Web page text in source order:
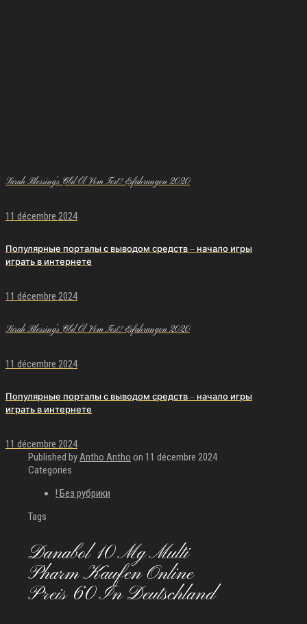
Sarah Blessing’s Cbd Öl Vom Test? Erfahrungen 2020
11 décembre 2024
Популярные порталы с выводом средств — начало игры
играть в интернете
11 décembre 2024
Sarah Blessing’s Cbd Öl Vom Test? Erfahrungen 2020
11 décembre 2024
Популярные порталы с выводом средств — начало игры
играть в интернете
11 décembre 2024
Published byAntho Antho on 11 décembre 2024
Categories
! Без рубрики
Tags
Danabol 10 Mg Multi
Pharm Kaufen Online
Preis 60 In Deutschland